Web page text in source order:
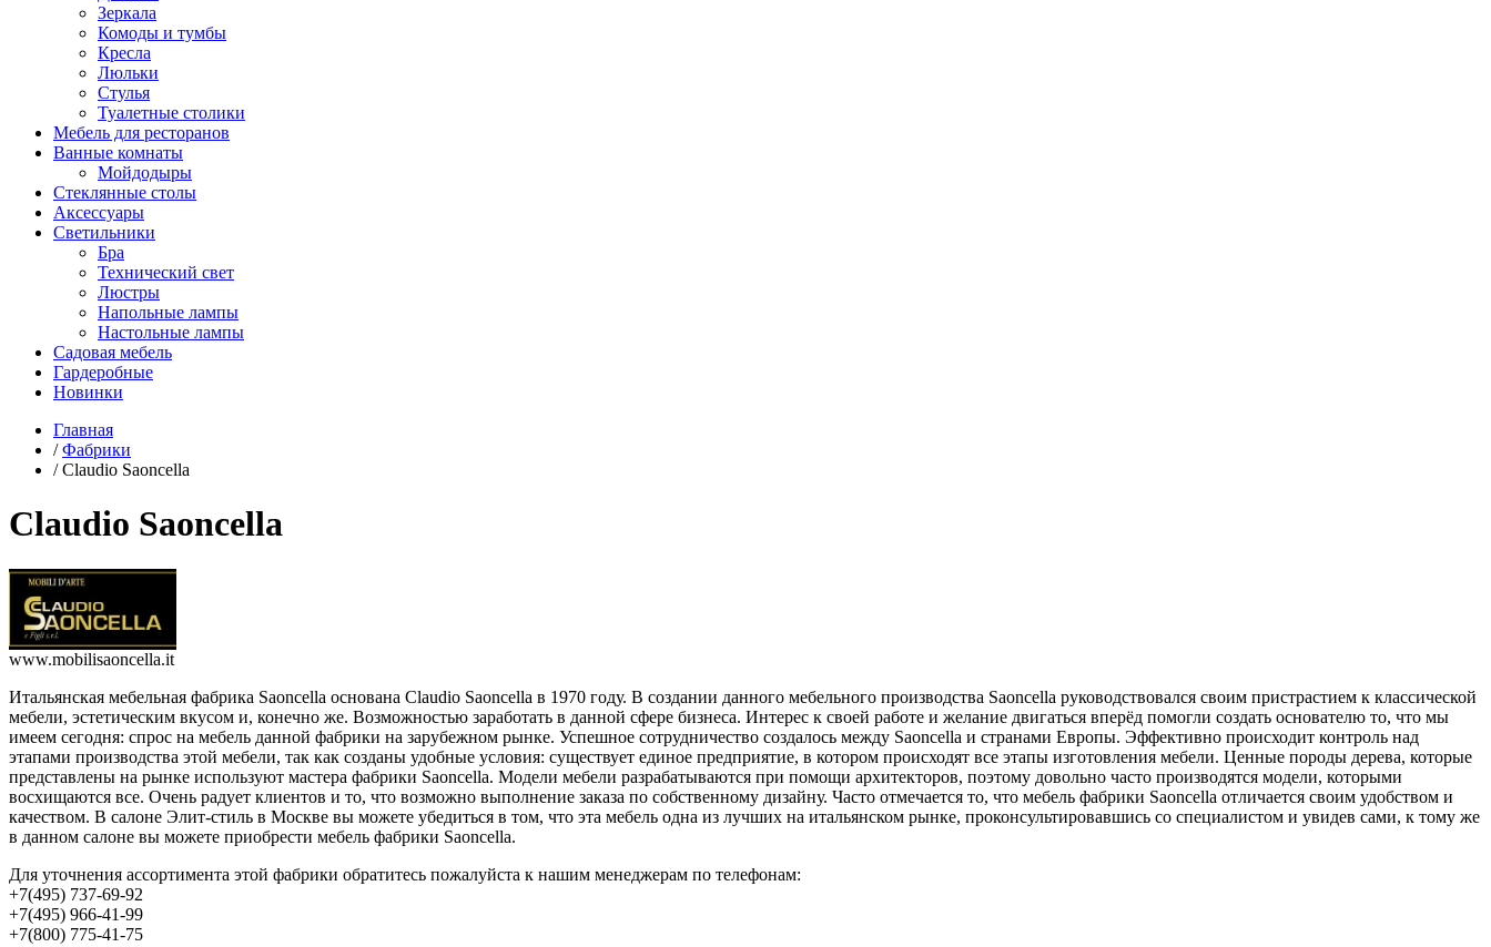
Зеркала
Комоды и тумбы
Кресла
Люльки
Стулья
Туалетные столики
Мебель для ресторанов
Ванные комнаты
Мойдодыры
Стеклянные столы
Аксессуары
Светильники
Бра
Технический свет
Люстры
Напольные лампы
Настольные лампы
Садовая мебель
Гардеробные
Новинки
Главная
/Фабрики
/Claudio Saoncella
Claudio Saoncella
www.mobilisaoncella.it
Итальянская мебельная фабрика Saoncella основана Claudio Saoncella в 1970 году. В создании данного мебельного производства Saoncella руководствовался своим пристрастием к классической
мебели, эстетическим вкусом и, конечно же. Возможностью заработать в данной сфере бизнеса. Интерес к своей работе и желание двигаться вперёд помогли создать основателю то, что мы
имеем сегодня: спрос на мебель данной фабрики на зарубежном рынке. Успешное сотрудничество создалось между Saoncella и странами Европы. Эффективно происходит контроль над
этапами производства этой мебели, так как созданы удобные условия: существует единое предприятие, в котором происходят все этапы изготовления мебели. Ценные породы дерева, которые
представлены на рынке используют мастера фабрики Saoncella. Модели мебели разрабатываются при помощи архитекторов, поэтому довольно часто производятся модели, которыми
восхищаются все. Очень радует клиентов и то, что возможно выполнение заказа по собственному дизайну. Часто отмечается то, что мебель фабрики Saoncella отличается своим удобством и
качеством. В салоне Элит-стиль в Москве вы можете убедиться в том, что эта мебель одна из лучших на итальянском рынке, проконсультировавшись со специалистом и увидев сами, к тому же
в данном салоне вы можете приобрести мебель фабрики Saoncella.
Для уточнения ассортимента этой фабрики обратитесь пожалуйста к нашим менеджерам по телефонам:
+7(495) 737-69-92
+7(495) 966-41-99
+7(800) 775-41-75